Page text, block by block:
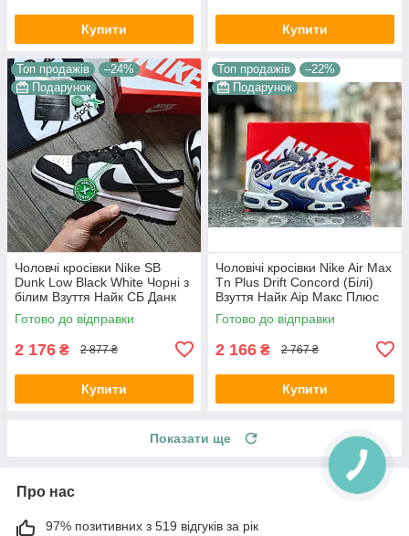
Купити Купити
Топ продажів
–24%
Подарунок
Чоловчі кросівки Nike SB
Dunk Low Black White Чорні з
білим Взуття Найк СБ Данк
Лоу текстиль шкіра демісезон
Готово до відправки
2 176 ₴ 2 877 ₴
Купити
Топ продажів
–22%
Подарунок
Чоловічі кросівки Nike Air Max
Tn Plus Drift Concord (Білі)
Взуття Найк Аір Макс Плюс
текстиль шкіра демісезон
Готово до відправки
2 166 ₴ 2 767 ₴
Купити
Показати ще
Про нас
97% позитивних з 519 відгуків за рік